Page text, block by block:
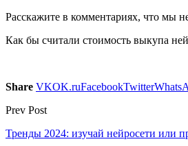
Расскажите в комментариях, что мы
Как бы считали стоимость выкупа
Share VKOK.ruFacebookTwitter
Prev Post
Тренды 2024: изучай нейросети или